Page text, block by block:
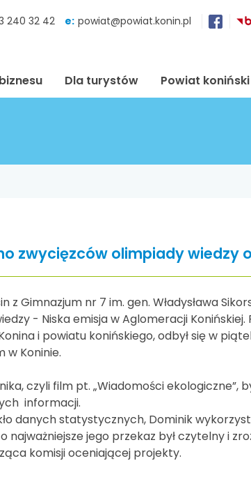
240 32 42 e: powiat@powiat.konin.pl
Dla turystów Powiat koniński
zwycięzców olimpiady wiedzy
z Gimnazjum nr 7 im. gen. Władysława
- Niska emisja w Aglomeracji Konińskiej.
i powiatu konińskiego, odbył się w
w Koninie.
czyli film pt. „Wiadomości ekologiczne”,
informacji.
danych statystycznych, Dominik
najważniejsze jego przekaz był czytelny i
komisji oceniającej projekty.